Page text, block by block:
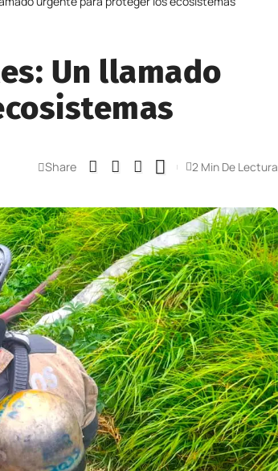
Un llamado
Share 2 Min De Lectura